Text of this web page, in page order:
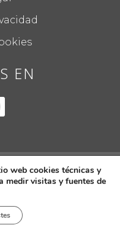
EN
Todos los
web por
web cookies técnicas y
medir visitas y fuentes de